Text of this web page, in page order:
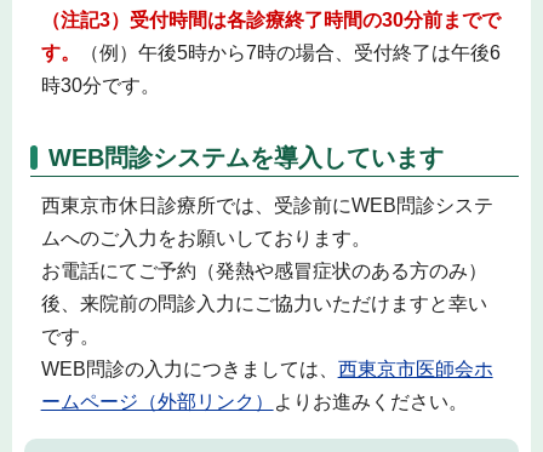
（注記3）受付時間は各診療終了時間の30分前までで
す。
（例）午後5時から7時の場合、受付終了は午後6
時30分です。
WEB問診システムを導入しています
西東京市休日診療所では、受診前にWEB問診システ
ムへのご入力をお願いしております。
お電話にてご予約（発熱や感冒症状のある方のみ）
後、来院前の問診入力にご協力いただけますと幸い
です。
WEB問診の入力につきましては、 西東京市医師会ホ
ームページ（外部リンク）
よりお進みください。